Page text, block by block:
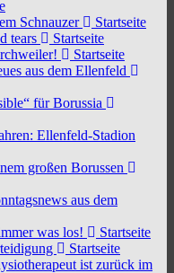
Schnauzer
Startseite
tears
Startseite
Startseite
aus dem Ellenfeld
für Borussia
Ellenfeld-Stadion
großen Borussen
aus dem
was los!
Startseite
Startseite
ist zurück im